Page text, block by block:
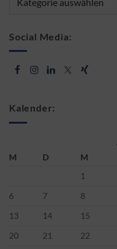
Social Media:
Kalender:
M D M
1
6
7 8
13
14 15
20
21 22